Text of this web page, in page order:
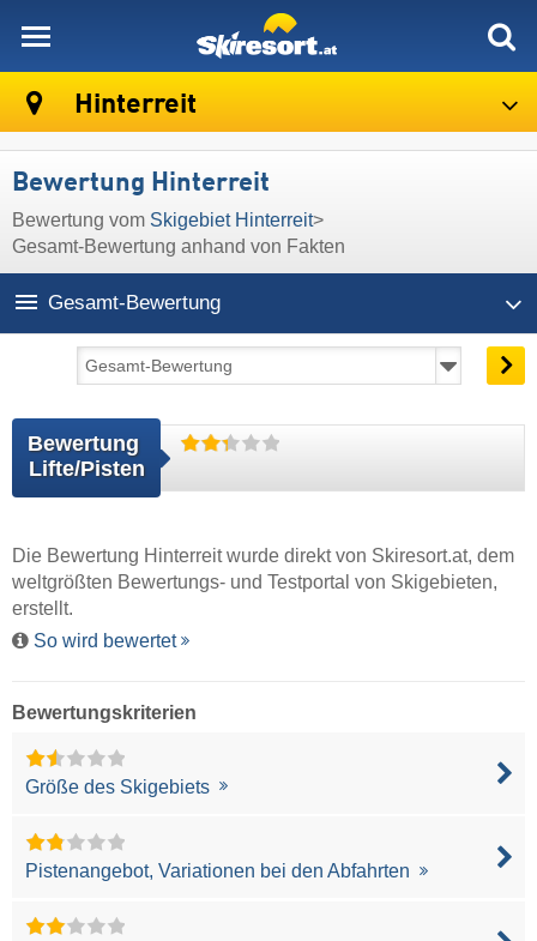
Hinterreit
Bewertung Hinterreit
Bewertung vom Skigebiet Hinterreit>
Gesamt-Bewertung anhand von Fakten
Gesamt-Bewertung
Bewertung
Lifte/Pisten
Die Bewertung Hinterreit wurde direkt von Skiresort.at, dem
weltgrößten Bewertungs- und Testportal von Skigebieten,
erstellt.
So wird bewertet
Bewertungskriterien
Größe des Skigebiets
Pistenangebot, Variationen bei den Abfahrten